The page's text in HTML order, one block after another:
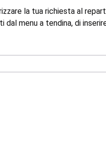
la tua richiesta al
dal menu a tendina, di